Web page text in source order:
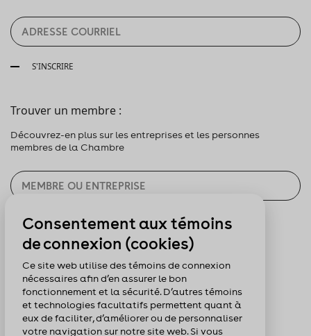
S'INSCRIRE
Trouver un membre :
Découvrez-en plus sur les entreprises et les personnes
membres de la Chambre
CHERCHER
Pour nous suivre :
Consentement aux témoins
de connexion (cookies)
Ce site web utilise des témoins de connexion
nécessaires afin d’en assurer le bon
fonctionnement et la sécurité. D’autres témoins
et technologies facultatifs permettent quant à
eux de faciliter, d’améliorer ou de personnaliser
votre navigation sur notre site web. Si vous